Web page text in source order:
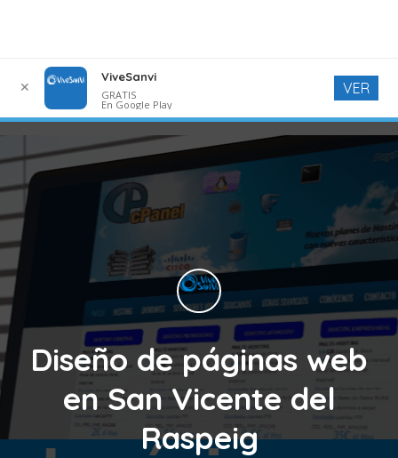
Diseño de páginas web
en San Vicente del
Raspeig
✕
ViveSanvi
GRATIS
En Google Play
VER